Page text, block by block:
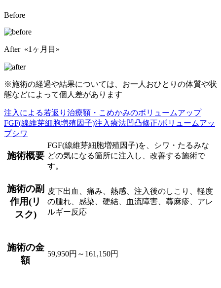
Before
After «1ヶ月目»
※施術の経過や結果については、お一人おひとりの体質や状
態などによって個人差があります
注入による若返り治療額・こめかみのボリュームアップ
FGF(線維芽細胞増殖因子)注入療法凹凸修正/ボリュームアッ
プシワ
施術概要
FGF(線維芽細胞増殖因子)を、シワ・たるみな
どの気になる箇所に注入し、改善する施術で
す。
施術の副
作用(リ
スク)
皮下出血、痛み、熱感、注入後のしこり、軽度
の腫れ、感染、硬結、血流障害、蕁麻疹、アレ
ルギー反応
施術の金
額
59,950円～161,150円